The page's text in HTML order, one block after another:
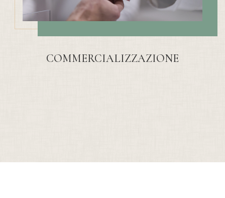
COMMERCIALIZZAZIONE